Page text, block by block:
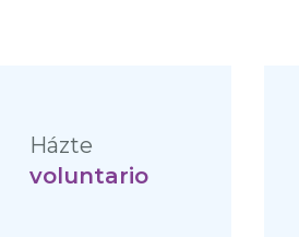
Házte
voluntario